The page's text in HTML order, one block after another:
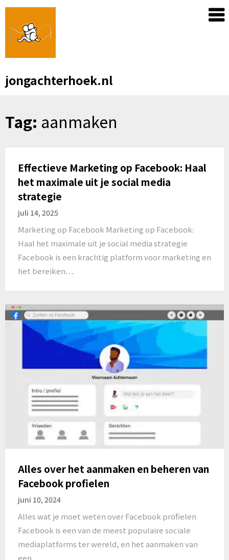
Skip
content
jongachterhoek.nl
Tag: aanmaken
Effectieve Marketing op Facebook: Haal
het maximale uit je social media
strategie
juli 14, 2025
Marketing op Facebook Marketing op Facebook:
Haal het maximale uit je social media strategie
Facebook is een krachtig platform voor marketing en
het bereiken…
Alles over het aanmaken en beheren van
Facebook profielen
juni 10, 2024
Alles wat je moet weten over Facebook profielen
Facebook is een van de meest populaire sociale
mediaplatforms ter wereld, en het aanmaken van
een…